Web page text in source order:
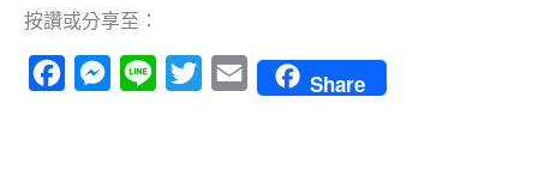
按讚或分享至：
FacebookMessenger
Line TwitterEmail Share